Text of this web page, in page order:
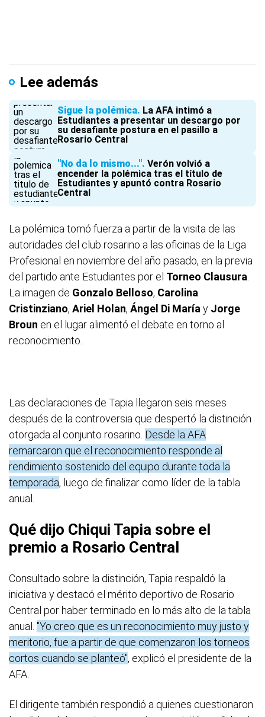
Lee además
Sigue la polémica
La AFA intimó a
Estudiantes a presentar un descargo por
su desafiante postura en el pasillo a
Rosario Central
"No da lo mismo..." Verón volvió a
encender la polémica tras el título de
Estudiantes y apuntó contra Rosario
Central
La polémica tomó fuerza a partir de la visita de las
autoridades del club rosarino a las oficinas de la Liga
Profesional en noviembre del año pasado, en la previa
del partido ante Estudiantes por el Torneo Clausura.
La imagen de Gonzalo Belloso, Carolina
Cristinziano, Ariel Holan, Ángel Di Maríay Jorge
Broun en el lugar alimentó el debate en torno al
reconocimiento.
Las declaraciones de Tapia llegaron seis meses
después de la controversia que despertó la distinción
otorgada al conjunto rosarino. Desde la AFA
remarcaron que el reconocimiento responde al
rendimiento sostenido del equipo durante toda la
temporada, luego de finalizar como líder de la tabla
anual.
Qué dijo Chiqui Tapia sobre el
premio a Rosario Central
Consultado sobre la distinción, Tapia respaldó la
iniciativa y destacó el mérito deportivo de Rosario
Central por haber terminado en lo más alto de la tabla
anual. "Yo creo que es un reconocimiento muy justo y
meritorio, fue a partir de que comenzaron los torneos
cortos cuando se planteó", explicó el presidente de la
AFA.
El dirigente también respondió a quienes cuestionaron